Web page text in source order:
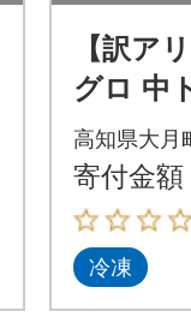
【訳ア
グロ 中
本まぐ
貫 刺身
訳あり
高知県大月
寄付金額
冷凍